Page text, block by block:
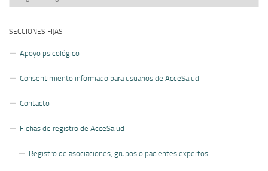
artículos
SECCIONES FIJAS
Apoyo psicológico
Consentimiento informado para usuarios de AcceSalud
Contacto
Fichas de registro de AcceSalud
Registro de asociaciones, grupos o pacientes expertos